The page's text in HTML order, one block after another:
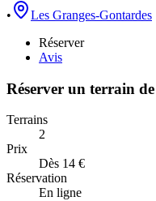
•
Les Granges-Gontardes
Réserver
Avis
Réserver un terrain de
Terrains
2
Prix
Dès 14 €
Réservation
En ligne